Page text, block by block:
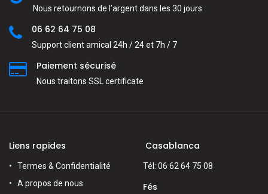
Nous retournons de l’argent dans les 30 jours
06 62 64 75 08
Support client amical 24h / 24 et 7h / 7
Paiement sécurisé
Nous traitons SSL сertificate
Liens rapides
Termes & Confidentialité
A propos de nous
Casablanca
Tél: 06 62 64 75 08
Fés